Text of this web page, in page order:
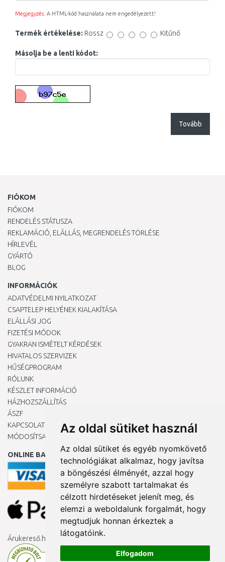
Az oldal sütiket használ
Az oldal sütiket és egyéb nyomkövető
technológiákat alkalmaz, hogy javítsa
a böngészési élményét, azzal hogy
személyre szabott tartalmakat és
célzott hirdetéseket jelenít meg, és
elemzi a weboldalunk forgalmát, hogy
megtudjuk honnan érkeztek a
látogatóink.
Elfogadom
Megjegyzés: A HTML-kód használata nem engedélyezett!
Termék értékelése: Rossz Kitűnő
Másolja be a lenti kódot:
Tovább
FIÓKOM
FIÓKOM
RENDELÉS STÁTUSZA
REKLAMÁCIÓ, ELÁLLÁS, MEGRENDELÉS TÖRLÉSE
HÍRLEVÉL
GYÁRTÓ
BLOG
INFORMÁCIÓK
ADATVÉDELMI NYILATKOZAT
CSAPTELEP HELYÉNEK KIALAKÍTÁSA
ELÁLLÁSI JOG
FIZETÉSI MÓDOK
GYAKRAN ISMÉTELT KÉRDÉSEK
HIVATALOS SZERVIZEK
HŰSÉGPROGRAM
RÓLUNK
KÉSZLET INFORMÁCIÓ
HÁZHOZSZÁLLÍTÁS
ÁSZF
KAPCSOLAT
MÓDOSÍTSA A COOKIE-BEÁLLÍTÁSAIMAT
ONLINE BANKKÁRTYÁVAL
Árukereső.hu